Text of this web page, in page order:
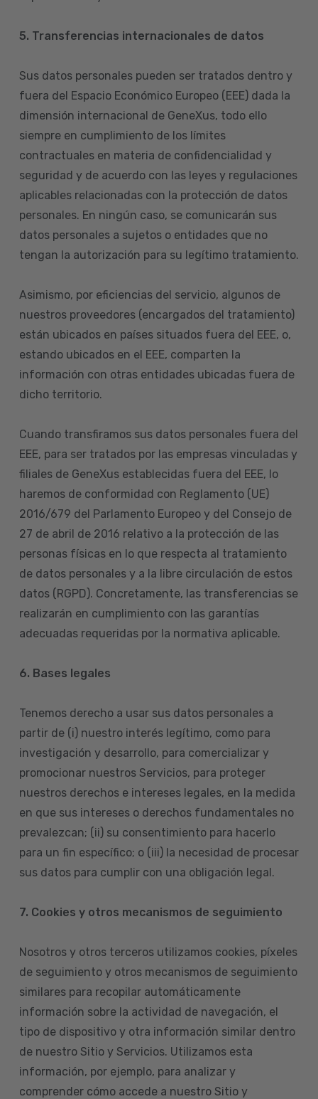
5. Transferencias internacionales de datos
Sus datos personales pueden ser tratados dentro y
fuera del Espacio Económico Europeo (EEE) dada la
dimensión internacional de GeneXus, todo ello
siempre en cumplimiento de los límites
contractuales en materia de confidencialidad y
seguridad y de acuerdo con las leyes y regulaciones
aplicables relacionadas con la protección de datos
personales. En ningún caso, se comunicarán sus
datos personales a sujetos o entidades que no
tengan la autorización para su legítimo tratamiento.
Asimismo, por eficiencias del servicio, algunos de
nuestros proveedores (encargados del tratamiento)
están ubicados en países situados fuera del EEE, o,
estando ubicados en el EEE, comparten la
información con otras entidades ubicadas fuera de
dicho territorio.
Cuando transfiramos sus datos personales fuera del
EEE, para ser tratados por las empresas vinculadas y
filiales de GeneXus establecidas fuera del EEE, lo
haremos de conformidad con Reglamento (UE)
2016/679 del Parlamento Europeo y del Consejo de
27 de abril de 2016 relativo a la protección de las
personas físicas en lo que respecta al tratamiento
de datos personales y a la libre circulación de estos
datos (RGPD). Concretamente, las transferencias se
realizarán en cumplimiento con las garantías
adecuadas requeridas por la normativa aplicable.
6. Bases legales
Tenemos derecho a usar sus datos personales a
partir de (i) nuestro interés legítimo, como para
investigación y desarrollo, para comercializar y
promocionar nuestros Servicios, para proteger
nuestros derechos e intereses legales, en la medida
en que sus intereses o derechos fundamentales no
prevalezcan; (ii) su consentimiento para hacerlo
para un fin específico; o (iii) la necesidad de procesar
sus datos para cumplir con una obligación legal.
7. Cookies y otros mecanismos de seguimiento
Nosotros y otros terceros utilizamos cookies, píxeles
de seguimiento y otros mecanismos de seguimiento
similares para recopilar automáticamente
información sobre la actividad de navegación, el
tipo de dispositivo y otra información similar dentro
de nuestro Sitio y Servicios. Utilizamos esta
información, por ejemplo, para analizar y
comprender cómo accede a nuestro Sitio y